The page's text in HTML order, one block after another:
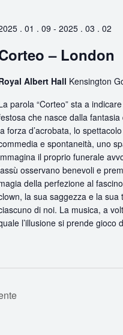
. 01 . 09 - 2025 . 03 . 02
– London
Albert Hall Kensington
parola “Corteo” sta a
che nasce dalla fantasia
forza d’acrobata, lo
e spontaneità, uno
il proprio funerale
osservano benevoli e
della perfezione al
la sua saggezza e la
di noi. La musica, a
l’illusione si prende gioco